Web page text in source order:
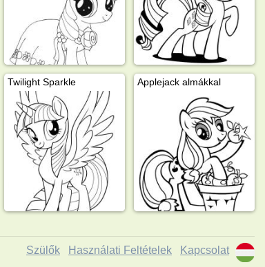
Twilight Sparkle Applejack almákkal
Szülők Használati Feltételek Kapcsolat